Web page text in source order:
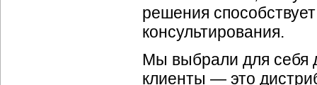
решения
консультирования.
Мы выбрали для себя
клиенты — это